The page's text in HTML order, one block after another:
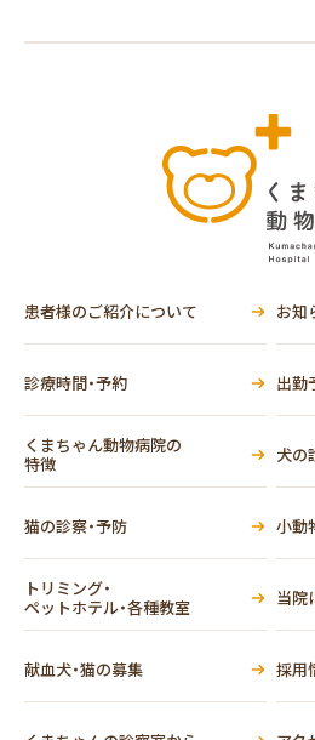
患者様のご紹介について お知
診療時間・予約 出勤
くまちゃん動物病院の
特徴
犬の
猫の診察・予防 小動
トリミング・
ペットホテル・各種教室
当院
献血犬・猫の募集 採用